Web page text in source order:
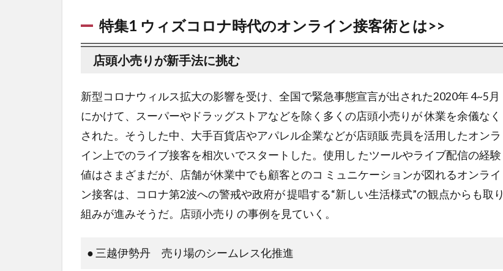
特集1 ウィズコロナ時代のオンライン接客術とは>>
店頭小売りが新手法に挑む
新型コロナウィルス拡大の影響を受け、全国で緊急事態宣言が出された2020年 4~5月
にかけて、スーパーやドラッグストアなどを除く多くの店頭小売りが 休業を余儀なく
された。そうした中、大手百貨店やアパレル企業などが店頭販 売員を活用したオンラ
イン上でのライブ接客を相次いでスタートした。使用し たツールやライブ配信の経験
値はさまざまだが、店舗が休業中でも顧客とのコ ミュニケーションが図れるオンライ
ン接客は、コロナ第2波への警戒や政府が 提唱する“新しい生活様式”の観点からも取り
組みが進みそうだ。店頭小売り の事例を見ていく。
● 三越伊勢丹 売り場のシームレス化推進